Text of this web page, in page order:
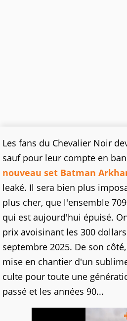
Les fans du Chevalier Noir
sauf pour leur compte en
nouveau set Batman
leaké. Il sera bien plus
plus cher, que l'ensemble
qui est aujourd'hui épuisé.
prix avoisinant les 300
septembre 2025. De son
mise en chantier d'un
culte pour toute une
passé et les années 90...